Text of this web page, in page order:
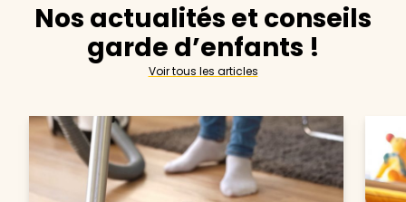
Nos actualités et conseils
garde d’enfants !
Voir tous les articles